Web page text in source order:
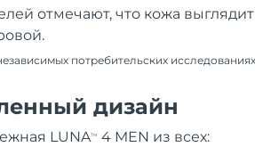
отмечают, что кожа выглядит
потребительских исследованиях
дизайн
LUNATM
4 MEN из всех: